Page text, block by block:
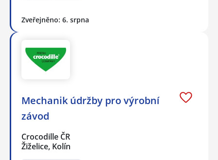
Zveřejněno: 6. srpna
Mechanik údržby pro výrobní
závod
Crocodille ČR
Žiželice, Kolín